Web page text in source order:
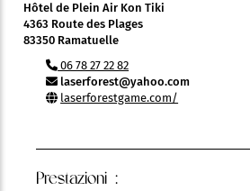
Hôtel de Plein Air Kon Tiki
4363 Route des Plages
83350 Ramatuelle
06 78 27 22 82
laserforest@yahoo.com
laserforestgame.com/
Prestazioni :